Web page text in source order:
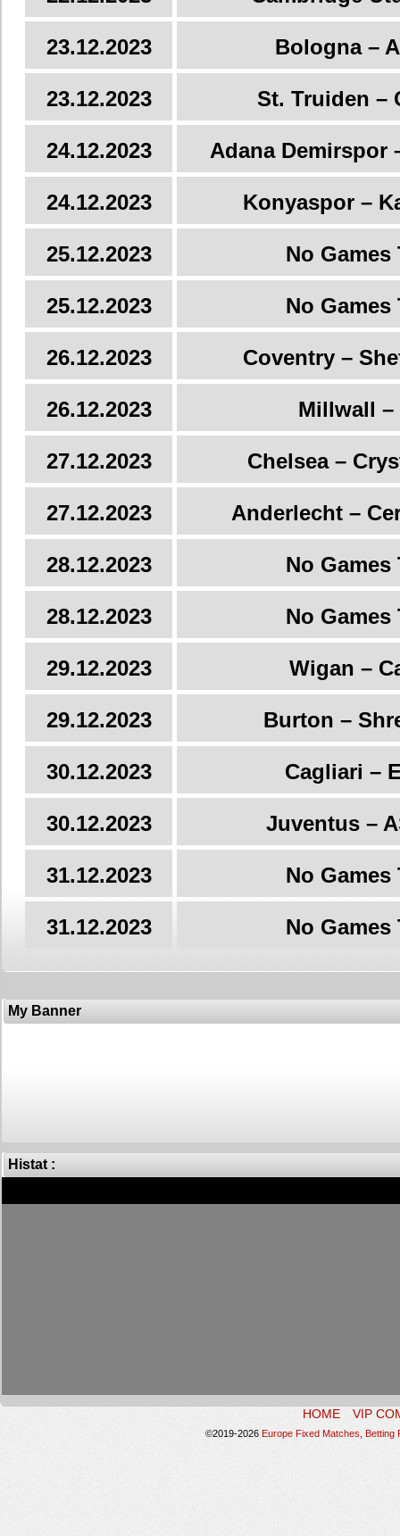
23.12.2023 Bologna –
23.12.2023 St. Truiden –
24.12.2023 Adana Demirspor
24.12.2023 Konyaspor –
25.12.2023 No Games
25.12.2023 No Games
26.12.2023 Coventry –
26.12.2023 Millwall –
27.12.2023 Chelsea –
27.12.2023 Anderlecht –
28.12.2023 No Games
28.12.2023 No Games
29.12.2023 Wigan –
29.12.2023 Burton –
30.12.2023 Cagliari –
30.12.2023 Juventus –
31.12.2023 No Games
31.12.2023 No Games
My Banner
Histat :
HOME VIP
©2019-2026 Europe Fixed Matches, Betting